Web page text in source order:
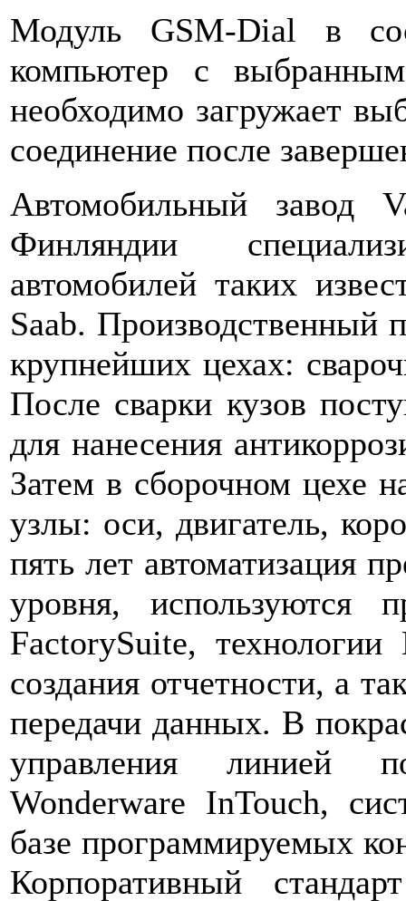
Модуль GSM-Dial в
компьютер с
необходимо загружает
соединение после
Автомобильный завод
Финляндии
автомобилей таких
Saab. Производственный
крупнейших цехах:
После сварки кузов
для нанесения
Затем в сборочном цехе
узлы: оси, двигатель,
пять лет автоматизация
уровня, используются
FactorySuite,
создания отчетности, а
передачи данных. В
управления линией
Wonderware InTouch,
базе программируемых
Корпоративный